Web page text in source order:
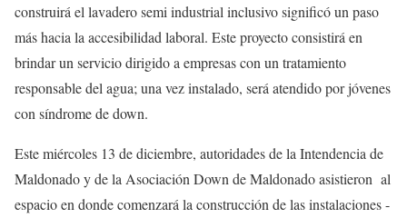
construirá el lavadero semi industrial inclusivo significó un paso
más hacia la accesibilidad laboral. Este proyecto consistirá en
brindar un servicio dirigido a empresas con un tratamiento
responsable del agua; una vez instalado, será atendido por jóvenes
con síndrome de down.
Este miércoles 13 de diciembre, autoridades de la Intendencia de
Maldonado y de la Asociación Down de Maldonado asistieron al
espacio en donde comenzará la construcción de las instalaciones -